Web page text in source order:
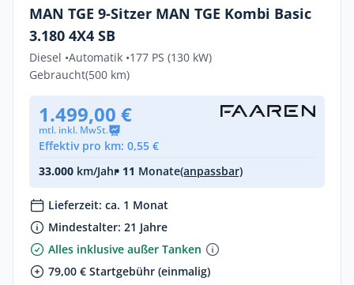
MAN TGE 9-Sitzer MAN TGE Kombi Basic
3.180 4X4 SB
Diesel •Automatik •177 PS (130 kW)
Gebraucht(500 km)
1.499,00 €
mtl. inkl. MwSt.
Effektiv pro km: 0,55 €
33.000 km/Jahr• 11 Monate(anpassbar)
Lieferzeit: ca. 1 Monat
Mindestalter: 21 Jahre
Alles inklusive außer Tanken
79,00 € Startgebühr (einmalig)